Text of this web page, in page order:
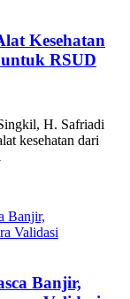
Kesehatan
RSUD
H. Safriadi
kesehatan dari
Banjir,